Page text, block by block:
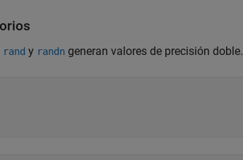
rand y randn generan valores de precisión doble.